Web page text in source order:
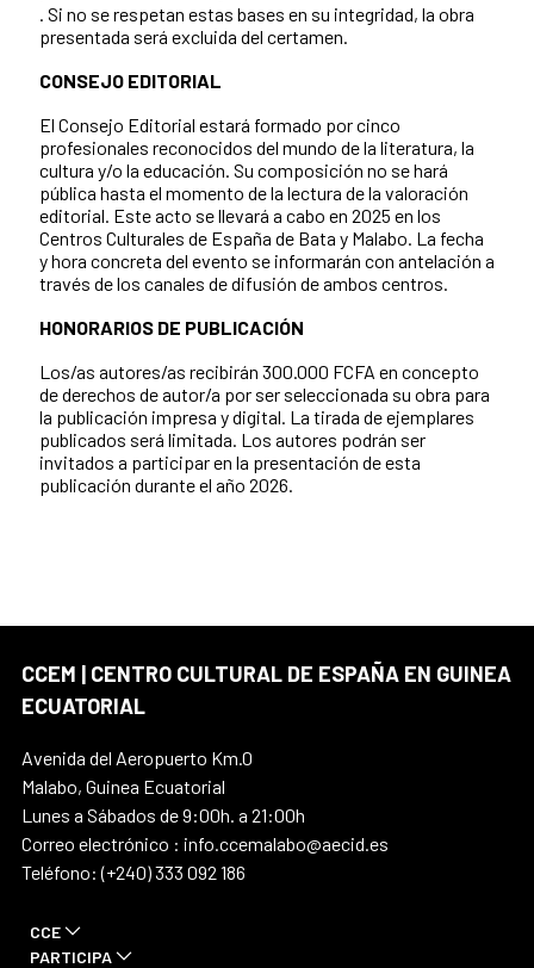
. Si no se respetan estas bases en su integridad, la obra
presentada será excluida del certamen.
CONSEJO EDITORIAL
El Consejo Editorial estará formado por cinco
profesionales reconocidos del mundo de la literatura, la
cultura y/o la educación. Su composición no se hará
pública hasta el momento de la lectura de la valoración
editorial. Este acto se llevará a cabo en 2025 en los
Centros Culturales de España de Bata y Malabo. La fecha
y hora concreta del evento se informarán con antelación a
través de los canales de difusión de ambos centros.
HONORARIOS DE PUBLICACIÓN
Los/as autores/as recibirán 300.000 FCFA en concepto
de derechos de autor/a por ser seleccionada su obra para
la publicación impresa y digital. La tirada de ejemplares
publicados será limitada. Los autores podrán ser
invitados a participar en la presentación de esta
publicación durante el año 2026.
CCEM | CENTRO CULTURAL DE ESPAÑA EN GUINEA
ECUATORIAL
Avenida del Aeropuerto Km.0
Malabo, Guinea Ecuatorial
Lunes a Sábados de 9:00h. a 21:00h
Correo electrónico : info.ccemalabo@aecid.es
Teléfono: (+240) 333 092 186
CCE
PARTICIPA